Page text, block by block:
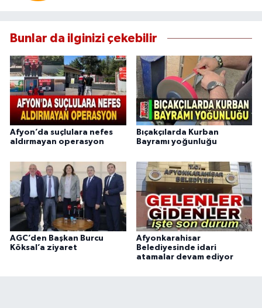
Bunlar da ilginizi çekebilir
Afyon’da suçlulara nefes
aldırmayan operasyon
Bıçakçılarda Kurban
Bayramı yoğunluğu
AGC’den Başkan Burcu
Köksal’a ziyaret
Afyonkarahisar
Belediyesinde idari
atamalar devam ediyor